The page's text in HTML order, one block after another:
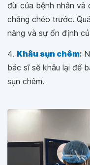
đùi của bệnh nhân
chằng chéo trước.
năng và sự ổn định
4. Khâu sụn chêm:
bác sĩ sẽ khâu lại để
sụn chêm.